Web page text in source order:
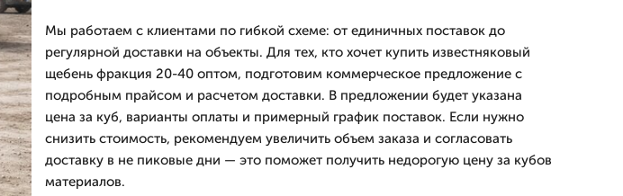
Мы работаем с клиентами по гибкой схеме: от единичных поставок до
регулярной доставки на объекты. Для тех, кто хочет купить известняковый
щебень фракция 20-40 оптом, подготовим коммерческое предложение с
подробным прайсом и расчетом доставки. В предложении будет указана
цена за куб, варианты оплаты и примерный график поставок. Если нужно
снизить стоимость, рекомендуем увеличить объем заказа и согласовать
доставку в не пиковые дни — это поможет получить недорогую цену за кубов
материалов.